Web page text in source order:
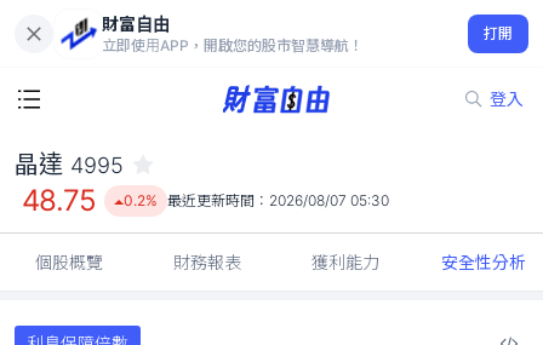
財富自由
立即使用APP，開啟您的股市智慧導航！
打開
登入
48.75
0.2%
晶達 4995
48.75 0.2% 最近更新時間： 2026/08/07 05:30
個股概覽 財務報表 獲利能力 安全性分析